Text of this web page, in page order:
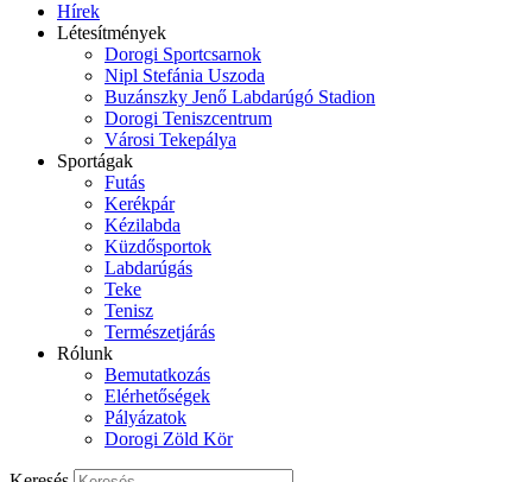
Hírek
Létesítmények
Dorogi Sportcsarnok
Nipl Stefánia Uszoda
Buzánszky Jenő Labdarúgó Stadion
Dorogi Teniszcentrum
Városi Tekepálya
Sportágak
Futás
Kerékpár
Kézilabda
Küzdősportok
Labdarúgás
Teke
Tenisz
Természetjárás
Rólunk
Bemutatkozás
Elérhetőségek
Pályázatok
Dorogi Zöld Kör